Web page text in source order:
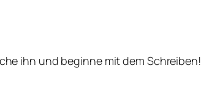
ihn und beginne mit dem Schreiben!